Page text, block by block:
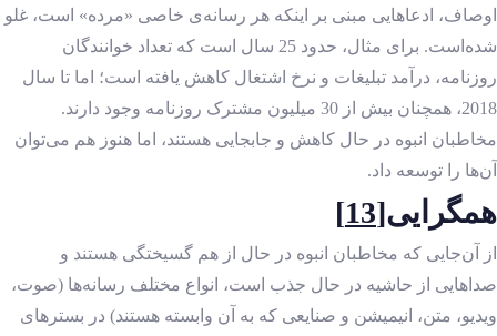
اوصاف، ادعاهایی مبنی بر اینکه هر رسانه‌ی خاصی «مرده» است، غلو
شده‌است. برای مثال، حدود 25 سال است که تعداد خوانندگان
روزنامه، درآمد تبلیغات و نرخ اشتغال کاهش یافته است؛ اما تا سال
2018، همچنان بیش از 30 میلیون مشترک روزنامه وجود دارند.
مخاطبان انبوه در حال کاهش و جابجایی هستند، اما هنوز هم می‌توان
آن‌ها را توسعه داد.
همگرایی[13]
از آن‌جایی که مخاطبان انبوه در حال از هم گسیختگی هستند و
صداهایی از حاشیه در حال جذب است، انواع مختلف رسانه‌ها (صوت،
ویدیو، متن، انیمیشن و صنایعی که به آن وابسته هستند) در بسترهای